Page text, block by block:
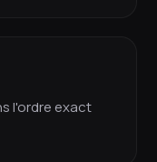
l'ordre exact